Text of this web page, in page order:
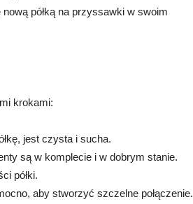
półką na przyssawki w swoim
krokami:
jest czysta i sucha.
są w komplecie i w dobrym stanie.
półki.
aby stworzyć szczelne połączenie.